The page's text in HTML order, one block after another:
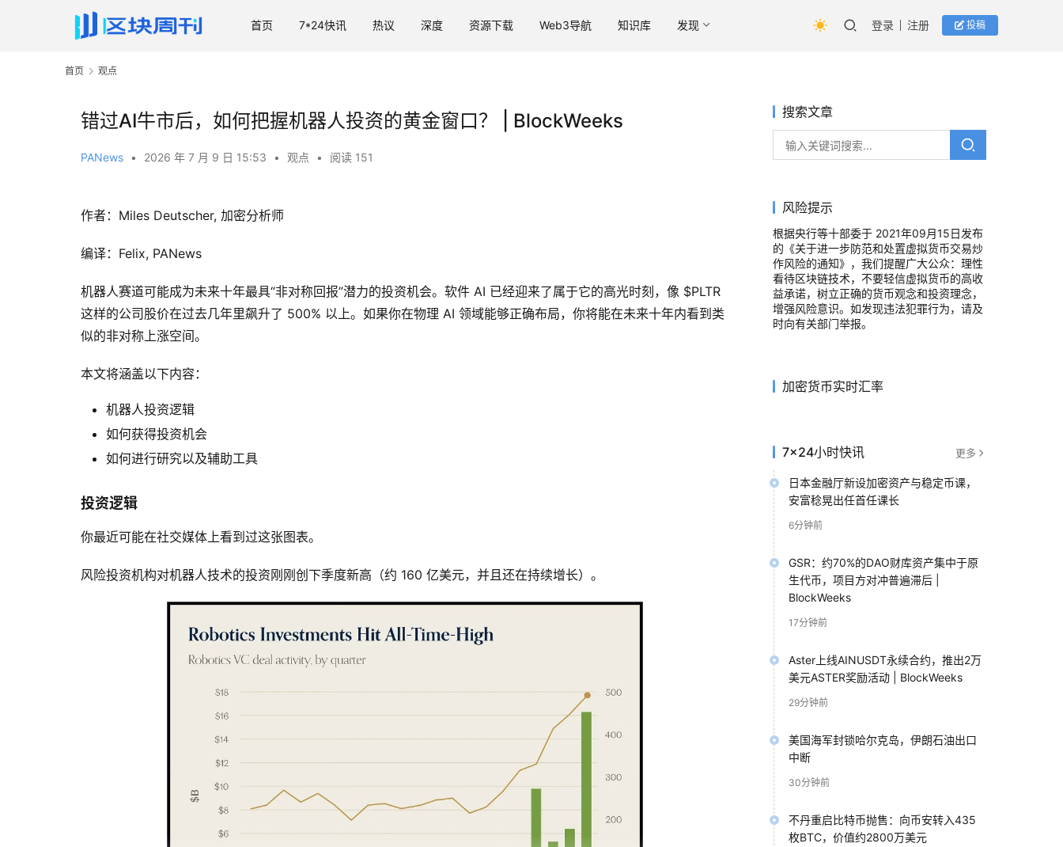
首页 7*24快讯 热议 深度 资源下载 Web3导航 知识库 发现 登录 注册 投稿
首页 观点
错过AI牛市后，如何把握机器人投资的黄金窗口？ | BlockWeeks
PANews • 2026 年 7 月 9 日 15:53 • 观点 • 阅读 151
作者：Miles Deutscher, 加密分析师
编译：Felix, PANews
机器人赛道可能成为未来十年最具“非对称回报”潜力的投资机会。软件 AI 已经迎来了属于它的高光时刻，像 $PLTR
这样的公司股价在过去几年里飙升了 500% 以上。如果你在物理 AI 领域能够正确布局，你将能在未来十年内看到类
似的非对称上涨空间。
本文将涵盖以下内容：
机器人投资逻辑
如何获得投资机会
如何进行研究以及辅助工具
投资逻辑
你最近可能在社交媒体上看到过这张图表。
风险投资机构对机器人技术的投资刚刚创下季度新高（约 160 亿美元，并且还在持续增长）。
搜索文章
风险提示
根据央行等十部委于 2021年09月15日发布
的《关于进一步防范和处置虚拟货币交易炒
作风险的通知》，我们提醒广大公众：理性
看待区块链技术，不要轻信虚拟货币的高收
益承诺，树立正确的货币观念和投资理念，
增强风险意识。如发现违法犯罪行为，请及
时向有关部门举报。
加密货币实时汇率
7×24小时快讯 更多
日本金融厅新设加密资产与稳定币课，
安富稔晃出任首任课长
6分钟前
GSR：约70%的DAO财库资产集中于原
生代币，项目方对冲普遍滞后 |
BlockWeeks
17分钟前
Aster上线AINUSDT永续合约，推出2万
美元ASTER奖励活动 | BlockWeeks
29分钟前
美国海军封锁哈尔克岛，伊朗石油出口
中断
30分钟前
不丹重启比特币抛售：向币安转入435
枚BTC，价值约2800万美元